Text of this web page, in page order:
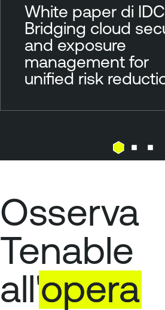
White paper di
Bridging cloud
and exposure
management for
unified risk
Osserva
Tenable
all'opera